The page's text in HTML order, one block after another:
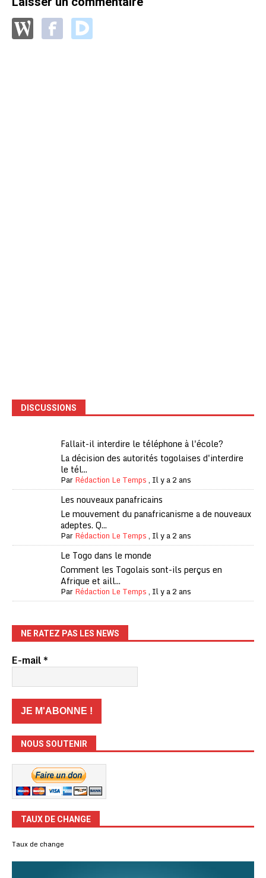
DISCUSSIONS
Fallait-il interdire le téléphone à l'école?
La décision des autorités togolaises d'interdire
le tél...
ParRédaction Le Temps, Il y a 2 ans
Les nouveaux panafricains
Le mouvement du panafricanisme a de nouveaux
adeptes. Q...
ParRédaction Le Temps, Il y a 2 ans
Le Togo dans le monde
Comment les Togolais sont-ils perçus en
Afrique et aill...
ParRédaction Le Temps, Il y a 2 ans
NE RATEZ PAS LES NEWS
E-mail*
NOUS SOUTENIR
TAUX DE CHANGE
Taux de change